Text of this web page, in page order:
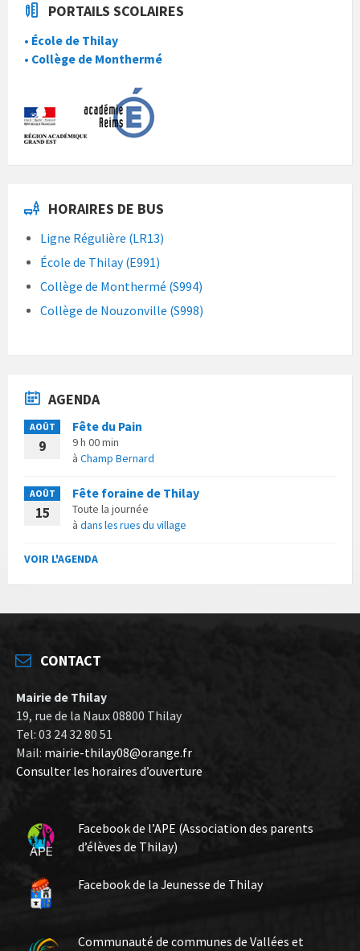
PORTAILS SCOLAIRES
• École de Thilay
• Collège de Monthermé
HORAIRES DE BUS
Ligne Régulière (LR13)
École de Thilay (E991)
Collège de Monthermé (S994)
Collège de Nouzonville (S998)
AGENDA
AOÛT
9
Fête du Pain
9 h 00 min
à Champ Bernard
AOÛT
15
Fête foraine de Thilay
Toute la journée
à dans les rues du village
VOIR L'AGENDA
CONTACT
Mairie de Thilay
19, rue de la Naux 08800 Thilay
Tel: 03 24 32 80 51
Mail: mairie-thilay08@orange.fr
Consulter les horaires d’ouverture
Facebook de l’APE (Association des parents
d’élèves de Thilay)
Facebook de la Jeunesse de Thilay
Communauté de communes de Vallées et